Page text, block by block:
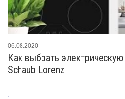
Как выбрать
Schaub Lorenz
06.08.2020